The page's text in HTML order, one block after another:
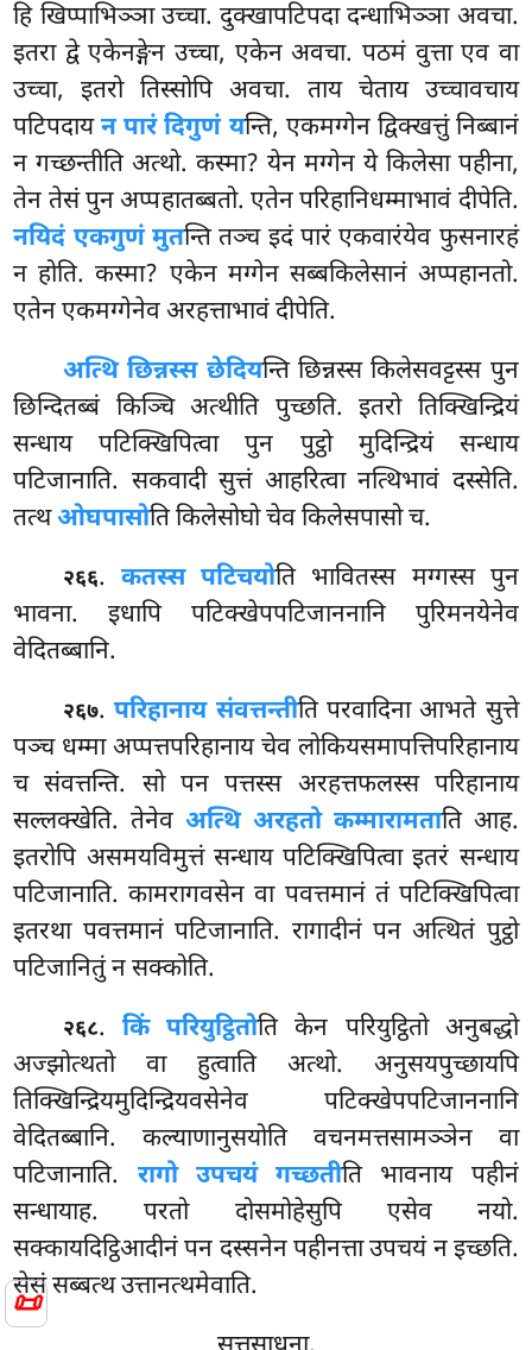
📜
हि खिप्पाभिञ्ञा उच्चा. दुक्खापटिपदा दन्धाभिञ्ञा अवचा.
इतरा द्वे एकेनङ्गेनउच्चा, एकेन अवचा. पठमं वुत्ता एव वा
उच्चा, इतरो तिस्सोपि अवचा. ताय चेताय उच्चावचाय
पटिपदायन पारं दिगुणं यन्ति, एकमग्गेन द्विक्खत्तुं निब्बानं
न गच्छन्तीति अत्थो. कस्मा? येन मग्गेन ये किलेसा पहीना,
तेन तेसं पुन अप्पहातब्बतो. एतेन परिहानिधम्माभावं दीपेति.
नयिदं एकगुणं मुतन्ति तञ्च इदं पारं एकवारंयेव फुसनारहं
न होति. कस्मा? एकेन मग्गेन सब्बकिलेसानं अप्पहानतो.
एतेन एकमग्गेनेव अरहत्ताभावं दीपेति.
अत्थि छिन्नस्स छेदियन्ति छिन्नस्स किलेसवट्टस्स पुन
छिन्दितब्बं किञ्चि अत्थीति पुच्छति. इतरो तिक्खिन्द्रियं
सन्धाय पटिक्खिपित्वा पुन पुट्ठो मुदिन्द्रियं सन्धाय
पटिजानाति. सकवादी सुत्तं आहरित्वा नत्थिभावं दस्सेति.
तत्थओघपासोति किलेसोघो चेव किलेसपासो च.
२६६.कतस्स पटिचयोति भावितस्स मग्गस्स पुन
भावना. इधापि पटिक्खेपपटिजाननानि पुरिमनयेनेव
वेदितब्बानि.
२६७.परिहानाय संवत्तन्तीति परवादिना आभते सुत्ते
पञ्च धम्मा अप्पत्तपरिहानाय चेव लोकियसमापत्तिपरिहानाय
च संवत्तन्ति. सो पन पत्तस्स अरहत्तफलस्स परिहानाय
सल्लक्खेति. तेनेवअत्थि अरहतो कम्मारामताति आह.
इतरोपि असमयविमुत्तं सन्धाय पटिक्खिपित्वा इतरं सन्धाय
पटिजानाति. कामरागवसेन वा पवत्तमानं तं पटिक्खिपित्वा
इतरथा पवत्तमानं पटिजानाति. रागादीनं पन अत्थितं पुट्ठो
पटिजानितुं न सक्कोति.
२६८.किं परियुट्ठितोति केन परियुट्ठितो अनुबद्धो
अज्झोत्थतो वा हुत्वाति अत्थो. अनुसयपुच्छायपि
तिक्खिन्द्रियमुदिन्द्रियवसेनेव पटिक्खेपपटिजाननानि
वेदितब्बानि. कल्याणानुसयोति वचनमत्तसामञ्ञेन वा
पटिजानाति. रागो उपचयं गच्छतीति भावनाय पहीनं
सन्धायाह. परतो दोसमोहेसुपि एसेव नयो.
सक्कायदिट्ठिआदीनं पन दस्सनेन पहीनत्ता उपचयं न इच्छति.
सेसं सब्बत्थ उत्तानत्थमेवाति.